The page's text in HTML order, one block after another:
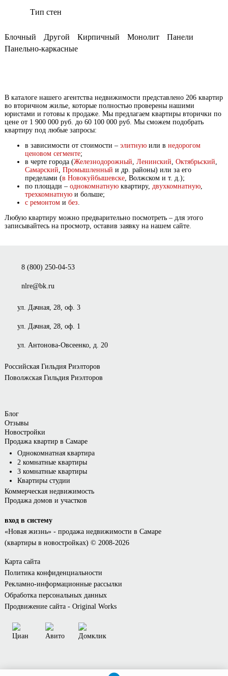
Тип стен
Блочный Другой Кирпичный Монолит
Панели
Панельно-каркасные
В каталоге нашего агентства недвижимости представлено 206 квартир
во вторичном жилье, которые полностью проверены нашими
юристами и готовы к продаже. Мы предлагаем квартиры вторички по
цене от 1 900 000 руб. до 60 100 000 руб. Мы сможем подобрать
квартиру под любые запросы:
в зависимости от стоимости – элитнуюили в недорогом
ценовом сегменте;
в черте города (Железнодорожный, Ленинский, Октябрьский,
Самарский, Промышленный и др. районы) или за его
пределами (в Новокуйбышевске, Волжском и т. д.);
по площади – однокомнатнуюквартиру, двухкомнатную,
трехкомнатнуюи больше;
с ремонтоми без.
Любую квартиру можно предварительно посмотреть – для этого
записывайтесь на просмотр, оставив заявку на нашем сайте.
8 (800) 250-04-53
nlre@bk.ru
ул. Дачная, 28, оф. 3
ул. Дачная, 28, оф. 1
ул. Антонова-Овсеенко, д. 20
Российская Гильдия Риэлторов
Поволжская Гильдия Риэлторов
Блог
Отзывы
Новостройки
Продажа квартир в Самаре
Однокомнатная квартира
2 комнатные квартиры
3 комнатные квартиры
Квартиры студии
Коммерческая недвижимость
Продажа домов и участков
вход в систему
«Новая жизнь»- продажа недвижимости в Самаре
(квартиры в новостройках) © 2008-2026
Карта сайта
Политика конфиденциальности
Рекламно-информационные рассылки
Обработка персональных данных
Продвижение сайта - Original Works